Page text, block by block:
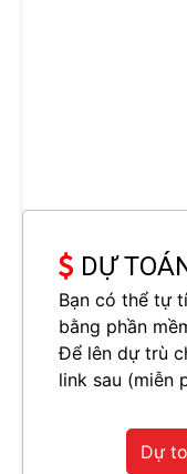
DỰ
Bạn có thể tự
bằng phần
Để lên dự trù
link sau (miễn
Dự